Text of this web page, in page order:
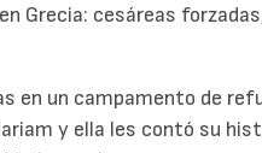
Grecia: cesáreas
en un campamento de
y ella les contó su